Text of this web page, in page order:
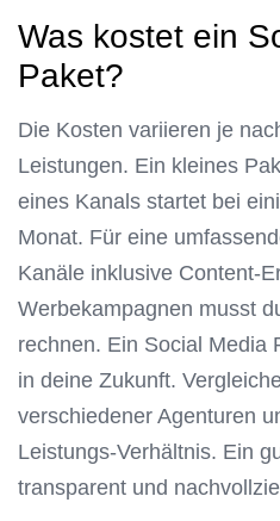
Was kostet ein
Paket?
Die Kosten variieren je
Leistungen. Ein kleines
eines Kanals startet bei
Monat. Für eine
Kanäle inklusive Content-
Werbekampagnen musst
rechnen. Ein Social Media
in deine Zukunft.
verschiedener Agenturen
Leistungs-Verhältnis. Ein
transparent und